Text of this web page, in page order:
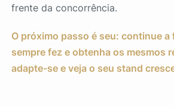
frente da concorrência.
O próximo passo é seu: continue a
sempre fez e obtenha os mesmos
adapte-se e veja o seu stand